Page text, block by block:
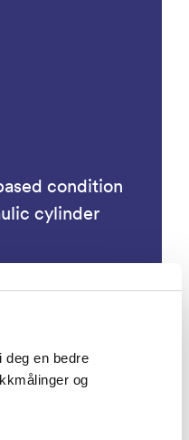
deg en bedre
og
condition
cylinder